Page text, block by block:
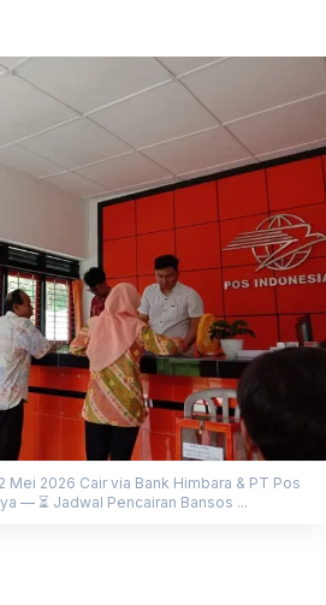
Mei 2026 Cair via Bank Himbara & PT Pos
— ⏳ Jadwal Pencairan Bansos ...